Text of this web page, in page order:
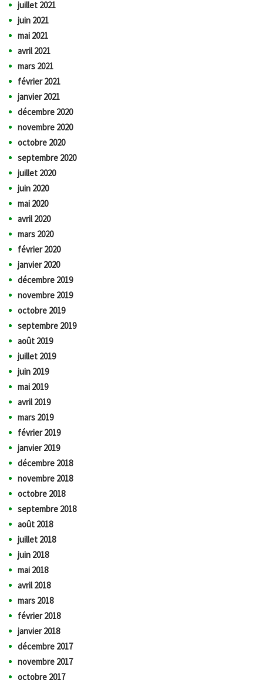
juillet 2021
juin 2021
mai 2021
avril 2021
mars 2021
février 2021
janvier 2021
décembre 2020
novembre 2020
octobre 2020
septembre 2020
juillet 2020
juin 2020
mai 2020
avril 2020
mars 2020
février 2020
janvier 2020
décembre 2019
novembre 2019
octobre 2019
septembre 2019
août 2019
juillet 2019
juin 2019
mai 2019
avril 2019
mars 2019
février 2019
janvier 2019
décembre 2018
novembre 2018
octobre 2018
septembre 2018
août 2018
juillet 2018
juin 2018
mai 2018
avril 2018
mars 2018
février 2018
janvier 2018
décembre 2017
novembre 2017
octobre 2017